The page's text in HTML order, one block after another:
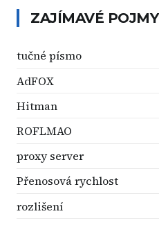
ZAJÍMAVÉ POJMY
tučné písmo
AdFOX
Hitman
ROFLMAO
proxy server
Přenosová rychlost
rozlišení